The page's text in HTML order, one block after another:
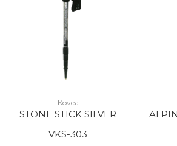
Kovea
STONE STICK SILVER
VKS-303